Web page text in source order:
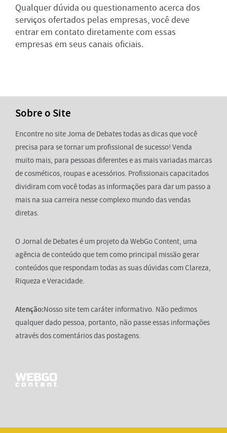
Qualquer dúvida ou questionamento acerca dos
serviços ofertados pelas empresas, você deve
entrar em contato diretamente com essas
empresas em seus canais oficiais.
Sobre o Site
Encontre no site Jorna de Debates todas as dicas que você
precisa para se tornar um profissional de sucesso! Venda
muito mais, para pessoas diferentes e as mais variadas marcas
de cosméticos, roupas e acessórios. Profissionais capacitados
dividiram com você todas as informações para dar um passo a
mais na sua carreira nesse complexo mundo das vendas
diretas.
O Jornal de Debates é um projeto da WebGo Content, uma
agência de conteúdo que tem como principal missão gerar
conteúdos que respondam todas as suas dúvidas com Clareza,
Riqueza e Veracidade.
Atenção:Nosso site tem caráter informativo. Não pedimos
qualquer dado pessoa, portanto, não passe essas informações
através dos comentários das postagens.